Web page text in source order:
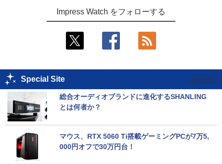
Impress Watch をフォローする
Special Site
総合オーディオブランドに進化するSHANLING
とは何者か？
マウス、RTX 5060 Ti搭載ゲーミングPCが7万5,
000円オフで30万円台！